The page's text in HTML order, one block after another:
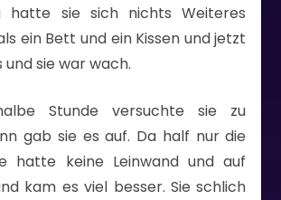
hatte sie sich nichts Weiteres
ein Bett und ein Kissen und jetzt
sie war wach.
Stunde versuchte sie zu
gab sie es auf. Da half nur die
hatte keine Leinwand und auf
kam es viel besser. Sie schlich